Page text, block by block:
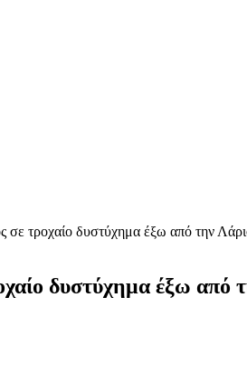
σε τροχαίο δυστύχημα έξω από την
δυστύχημα έξω από